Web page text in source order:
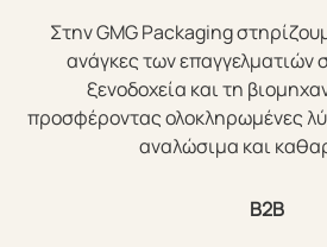
Στην GMG Packaging
ανάγκες των επαγγελματιών
ξενοδοχεία και τη
προσφέροντας ολοκληρωμένες
αναλώσιμα και
B2B